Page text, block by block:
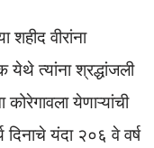
वीरांना
येथे त्यांना श्रद्धांजली
कोरेगावला येणाऱ्यांची
दिनाचे यंदा २०६ वे वर्ष